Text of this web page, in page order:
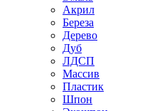
Акрил
Береза
Дерево
Дуб
ЛДСП
Массив
Пластик
Шпон